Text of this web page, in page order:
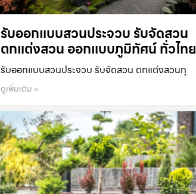
รับออกแบบสวนประจวบ รับจัดสวน
ตกแต่งสวน ออกแบบภูมิทัศน์ ทั่วไทย
รับออกแบบสวนประจวบ รับจัดสวน ตกแต่งสวนทุ
ดูเพิ่มเติม »